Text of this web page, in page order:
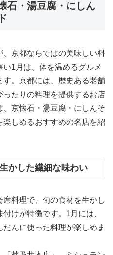
石・湯豆腐・にしん
京都ならではの美味しい料
1月は、体を温めるグルメ
。京都には、歴史ある老舗
たりの料理を提供するお店
京懐石・湯豆腐・にしんそ
しめるおすすめの名店を紹
かした繊細な味わい
料理で、旬の食材を生かし
けが特徴です。1月には、
んに使った料理が楽しめま